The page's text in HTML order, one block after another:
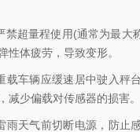
超量程使用(通常为最大
性体疲劳，导致变形。
车辆应缓速居中驶入秤
减少偏载对传感器的损害。
天气前切断电源，防止